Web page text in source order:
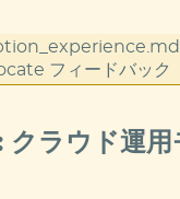
フィードバック
ワークロード）:
クラウド運